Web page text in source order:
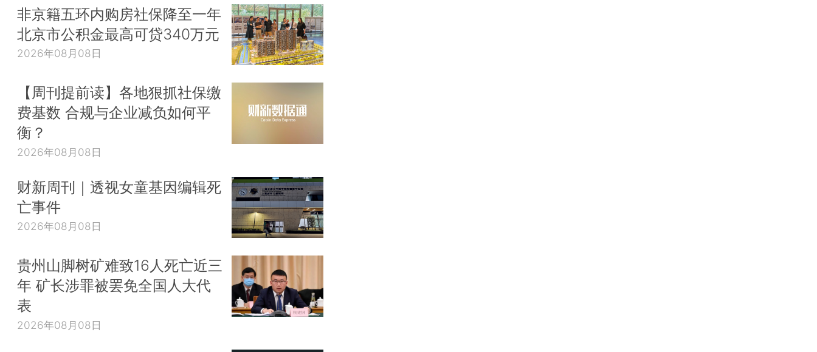
非京籍五环内购房社保降至一年
北京市公积金最高可贷340万元
2026年08月08日
【周刊提前读】各地狠抓社保缴
费基数 合规与企业减负如何平
衡？
2026年08月08日
财新周刊｜透视女童基因编辑死
亡事件
2026年08月08日
贵州山脚树矿难致16人死亡近三
年 矿长涉罪被罢免全国人大代
表
2026年08月08日